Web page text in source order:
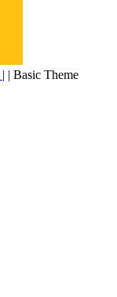
| | Basic Theme